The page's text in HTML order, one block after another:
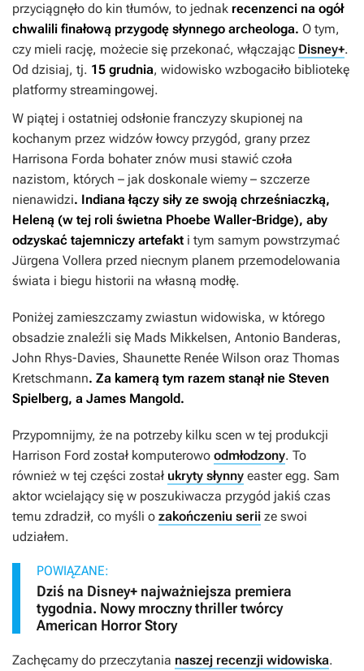
przyciągnęło do kin tłumów, to jednak recenzenci na ogół
chwalili finałową przygodę słynnego archeologa. O tym,
czy mieli rację, możecie się przekonać, włączając Disney+.
Od dzisiaj, tj. 15 grudnia, widowisko wzbogaciło bibliotekę
platformy streamingowej.
W piątej i ostatniej odsłonie franczyzy skupionej na
kochanym przez widzów łowcy przygód, grany przez
Harrisona Forda bohater znów musi stawić czoła
nazistom, których – jak doskonale wiemy – szczerze
nienawidzi. Indiana łączy siły ze swoją chrześniaczką,
Heleną (w tej roli świetna Phoebe Waller-Bridge), aby
odzyskać tajemniczy artefakt i tym samym powstrzymać
Jürgena Vollera przed niecnym planem przemodelowania
świata i biegu historii na własną modłę.
Poniżej zamieszczamy zwiastun widowiska, w którego
obsadzie znaleźli się Mads Mikkelsen, Antonio Banderas,
John Rhys-Davies, Shaunette Renée Wilson oraz Thomas
Kretschmann. Za kamerą tym razem stanął nie Steven
Spielberg, a James Mangold.
Przypomnijmy, że na potrzeby kilku scen w tej produkcji
Harrison Ford został komputerowo odmłodzony. To
również w tej części został ukryty słynny easter egg. Sam
aktor wcielający się w poszukiwacza przygód jakiś czas
temu zdradził, co myśli o zakończeniu serii ze swoi
udziałem.
POWIĄZANE:
Dziś na Disney+ najważniejsza premiera
tygodnia. Nowy mroczny thriller twórcy
American Horror Story
Zachęcamy do przeczytania naszej recenzji widowiska.